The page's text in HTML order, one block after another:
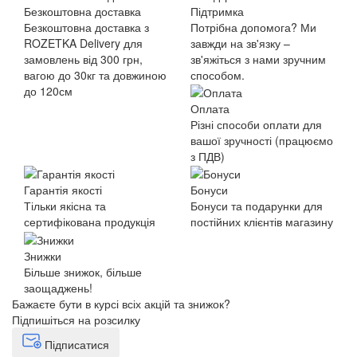
Безкоштовна доставка
Безкоштовна доставка з
ROZETKA Delivery для
замовлень від 300 грн,
вагою до 30кг та довжиною
до 120см
Підтримка
Потрібна допомога? Ми
завжди на зв'язку –
зв'яжіться з нами зручним
способом.
Оплата
Різні способи оплати для
вашої зручності (працюємо
з ПДВ)
Гарантія якості
Тільки якісна та
сертифікована продукція
Бонуси
Бонуси та подарунки для
постійних клієнтів магазину
Знижки
Більше знижок, більше
заощаджень!
Бажаєте бути в курсі всіх акцій та знижок?
Підпишіться на розсилку
Підписатися